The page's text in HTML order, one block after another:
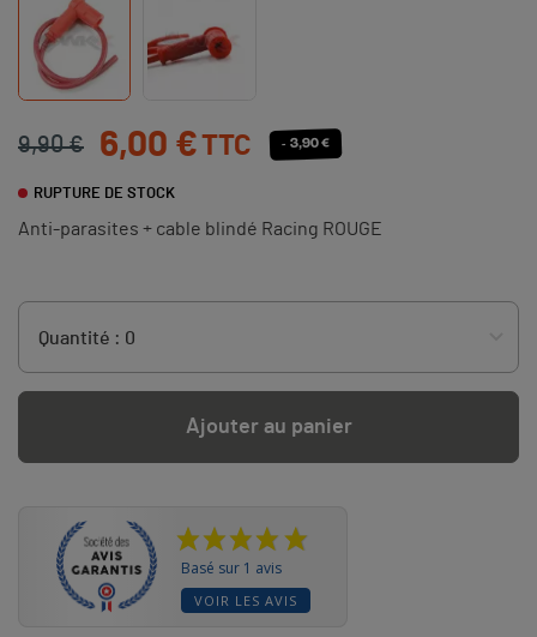
9,90 € 6,00 €TTC - 3,90 €
RUPTURE DE STOCK
Anti-parasites + cable blindé Racing ROUGE
Ajouter au panier
Basé sur 1 avis
VOIR LES AVIS